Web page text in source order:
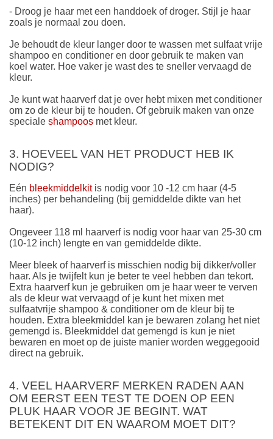
- Droog je haar met een handdoek of droger. Stijl je haar
zoals je normaal zou doen.
Je behoudt de kleur langer door te wassen met sulfaat vrije
shampoo en conditioner en door gebruik te maken van
koel water. Hoe vaker je wast des te sneller vervaagd de
kleur.
Je kunt wat haarverf dat je over hebt mixen met conditioner
om zo de kleur bij te houden. Of gebruik maken van onze
speciale shampoos met kleur.
3. HOEVEEL VAN HET PRODUCT HEB IK
NODIG?
Eén bleekmiddelkit is nodig voor 10 -12 cm haar (4-5
inches) per behandeling (bij gemiddelde dikte van het
haar).
Ongeveer 118 ml haarverf is nodig voor haar van 25-30 cm
(10-12 inch) lengte en van gemiddelde dikte.
Meer bleek of haarverf is misschien nodig bij dikker/voller
haar. Als je twijfelt kun je beter te veel hebben dan tekort.
Extra haarverf kun je gebruiken om je haar weer te verven
als de kleur wat vervaagd of je kunt het mixen met
sulfaatvrije shampoo & conditioner om de kleur bij te
houden. Extra bleekmiddel kan je bewaren zolang het niet
gemengd is. Bleekmiddel dat gemengd is kun je niet
bewaren en moet op de juiste manier worden weggegooid
direct na gebruik.
4. VEEL HAARVERF MERKEN RADEN AAN
OM EERST EEN TEST TE DOEN OP EEN
PLUK HAAR VOOR JE BEGINT. WAT
BETEKENT DIT EN WAAROM MOET DIT?